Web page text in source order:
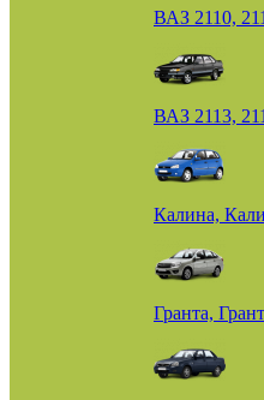
ВАЗ 2110,
ВАЗ 2113,
Калина,
Гранта,